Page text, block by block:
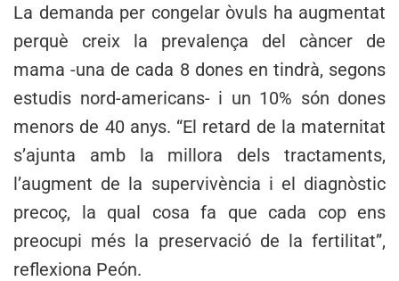
La demanda per congelar òvuls ha augmentat
perquè creix la prevalença del càncer de
mama -una de cada 8 dones en tindrà, segons
estudis nord-americans- i un 10% són dones
menors de 40 anys. “El retard de la maternitat
s’ajunta amb la millora dels tractaments,
l’augment de la supervivència i el diagnòstic
precoç, la qual cosa fa que cada cop ens
preocupi més la preservació de la fertilitat”,
reflexiona Peón.